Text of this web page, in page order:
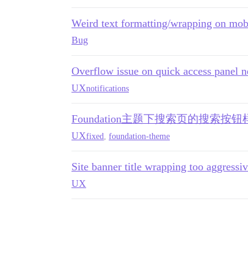
Weird text formatting/wrapping on
Bug
Overflow issue on quick access panel
UXnotifications
Foundation主题下搜索页的搜索按
UXfixed foundation-theme
Site banner title wrapping too
UX